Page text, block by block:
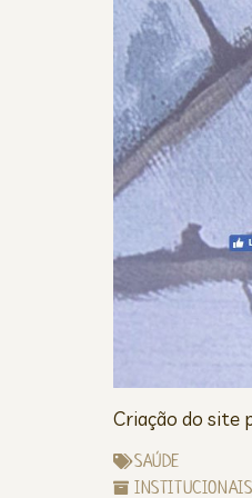
Criação do site
SAÚDE
INSTITUCIONAIS